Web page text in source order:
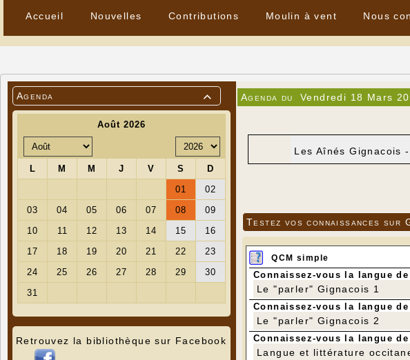
Accueil Nouvelles Contributions Moulin à vent Nous

Agenda
Retrouvez la bibliothèque sur Facebook
Agenda du Vendredi 18 Mars
Les Aînés Gignacois
Testez vos connaissances sur
QCM simple
Connaissez-vous la langue
Le "parler" Gignacois 1
Connaissez-vous la langue
Le "parler" Gignacois 2
Connaissez-vous la langue
Langue et littérature